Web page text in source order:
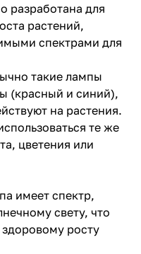
разработана для
растений,
спектрами для
такие лампы
(красный и синий),
на растения.
те же
цветения или
имеет спектр,
свету, что
росту